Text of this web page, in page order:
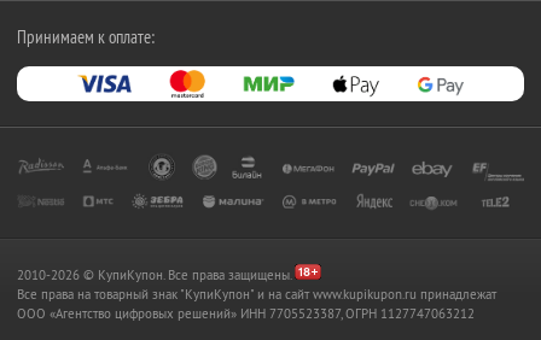
Принимаем к оплате:
2010-2026 © КупиКупон. Все права защищены.
Все права на товарный знак "КупиКупон" и на сайт www.kupikupon.ru принадлежат
OOO «Агентство цифровых решений» ИНН 7705523387, ОГРН 1127747063212